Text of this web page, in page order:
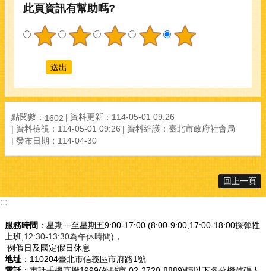
此頁資訊有幫助嗎?
點閱數： 1602
資料更新：114-05-01 09:26
資料檢視：114-05-01 09:26
資料維護：臺北市政府社會局
發布日期：114-04-30
回上一頁
:::
服務時間 ：星期一至星期五9:00-17:00 (8:00-9:00,17:00-18:00採彈性
上班,12:30-13:30為午休時間)，
例假日及國定假日休息
地址 ：110204臺北市信義區市府路1號